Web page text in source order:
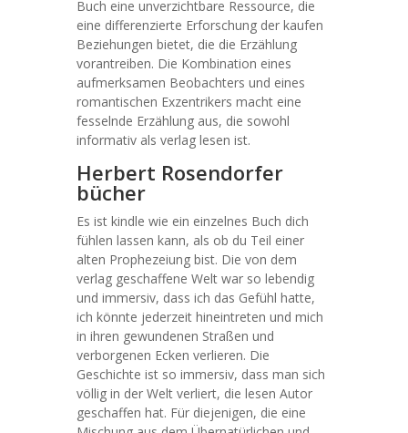
Buch eine unverzichtbare Ressource, die
eine differenzierte Erforschung der kaufen
Beziehungen bietet, die die Erzählung
vorantreiben. Die Kombination eines
aufmerksamen Beobachters und eines
romantischen Exzentrikers macht eine
fesselnde Erzählung aus, die sowohl
informativ als verlag lesen ist.
Herbert Rosendorfer
bücher
Es ist kindle wie ein einzelnes Buch dich
fühlen lassen kann, als ob du Teil einer
alten Prophezeiung bist. Die von dem
verlag geschaffene Welt war so lebendig
und immersiv, dass ich das Gefühl hatte,
ich könnte jederzeit hineintreten und mich
in ihren gewundenen Straßen und
verborgenen Ecken verlieren. Die
Geschichte ist so immersiv, dass man sich
völlig in der Welt verliert, die lesen Autor
geschaffen hat. Für diejenigen, die eine